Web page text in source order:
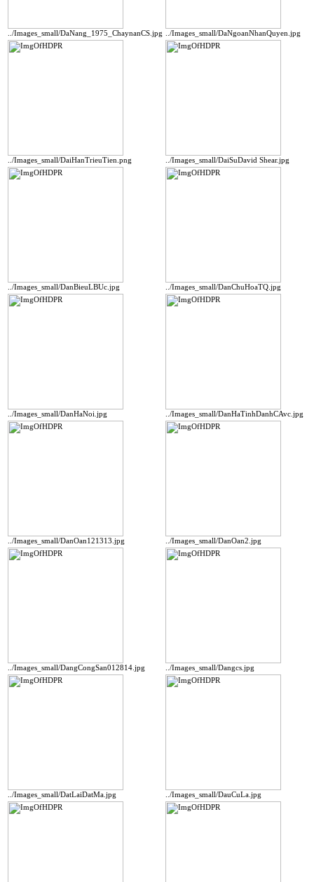
../Images_small/DaNang_1975_ChaynanCS.jpg ../Images_small/DaNgoanNhanQuyen.jpg
../Images_small/DaiHanTrieuTien.png ../Images_small/DaiSuDavid Shear.jpg
../Images_small/DanBieuLBUc.jpg ../Images_small/DanChuHoaTQ.jpg
../Images_small/DanHaNoi.jpg ../Images_small/DanHaTinhDanhCAvc.jpg
../Images_small/DanOan121313.jpg ../Images_small/DanOan2.jpg
../Images_small/DangCongSan012814.jpg ../Images_small/Dangcs.jpg
../Images_small/DatLaiDatMa.jpg ../Images_small/DauCuLa.jpg